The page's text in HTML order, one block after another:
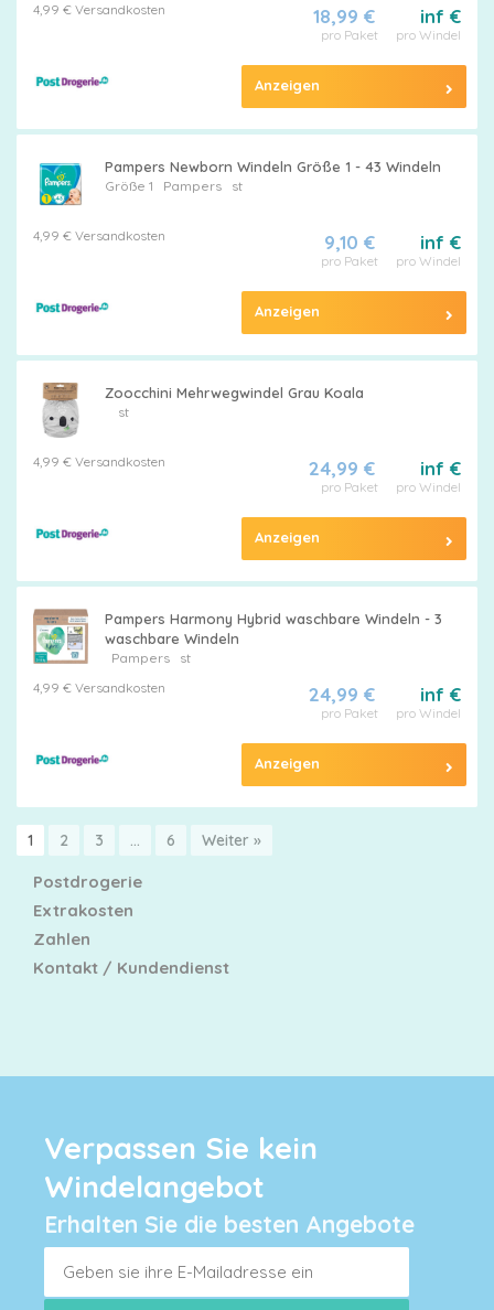
4,99 € Versandkosten
inf €
pro Windel
18,99 €
pro Paket
Anzeigen
Pampers Newborn Windeln Größe 1 - 43 Windeln
Größe 1 Pampersst
4,99 € Versandkosten inf €
pro Windel
9,10 €
pro Paket
Anzeigen
Zoocchini Mehrwegwindel Grau Koala
st
4,99 € Versandkosten inf €
pro Windel
24,99 €
pro Paket
Anzeigen
Pampers Harmony Hybrid waschbare Windeln - 3
waschbare Windeln
Pampersst
4,99 € Versandkosten
inf €
pro Windel
24,99 €
pro Paket
Anzeigen
1 2 3 … 6 Weiter »
Postdrogerie
Extrakosten
Zahlen
Kontakt / Kundendienst
Verpassen Sie kein
Windelangebot
Erhalten Sie die besten Angebote